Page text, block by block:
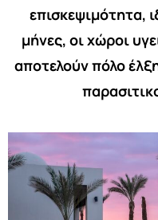
επισκεψιμότητα,
μήνες, οι χώροι
αποτελούν πόλο